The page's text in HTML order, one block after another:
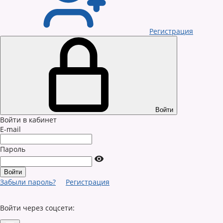
Регистрация
Войти
Войти в кабинет
E-mail
Пароль
Забыли пароль? Регистрация
Войти через соцсети: